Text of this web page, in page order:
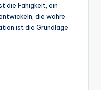
die Fähigkeit, ein
die wahre
ist die Grundlage